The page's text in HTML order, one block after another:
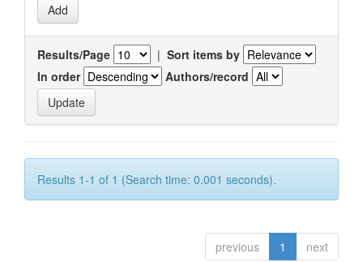
Results/Page | Sort items by
In order
Authors/record
Results 1-1 of 1 (Search time: 0.001 seconds).
previous 1 next